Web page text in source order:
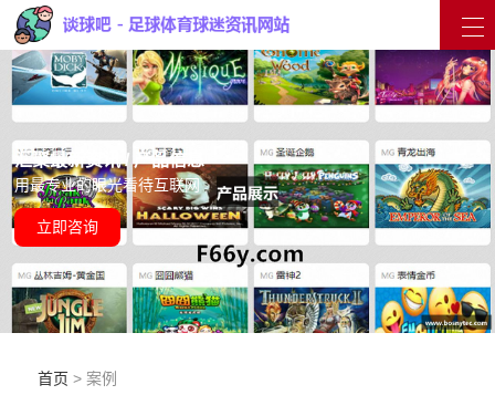
汇聚最新资讯 / 产品信息
用最专业的眼光看待互联网
立即咨询
首页 > 案例